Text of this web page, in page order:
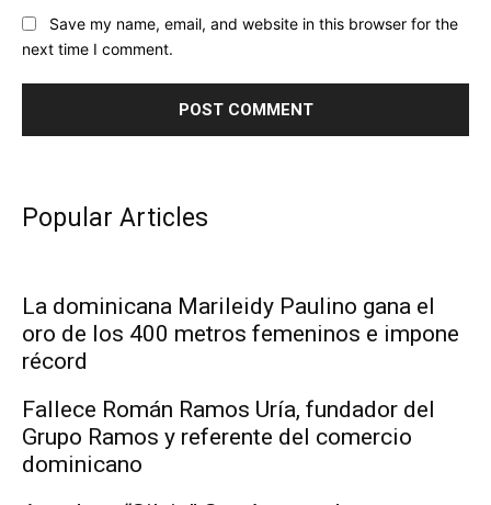
Save my name, email, and website in this browser for the
next time I comment.
Popular Articles
La dominicana Marileidy Paulino gana el
oro de los 400 metros femeninos e impone
récord
Fallece Román Ramos Uría, fundador del
Grupo Ramos y referente del comercio
dominicano